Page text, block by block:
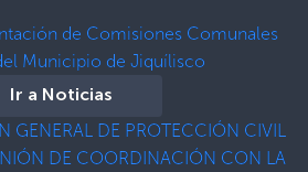
de Comisiones Comunales
Municipio de Jiquílisco
Ir a Noticias
GENERAL DE PROTECCIÓN CIVIL
DE COORDINACIÓN CON LA